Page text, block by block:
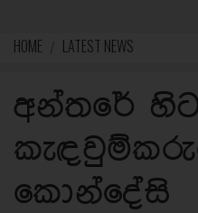
HOME LATEST NEWS
අන්තරේ
කොන්දේසි